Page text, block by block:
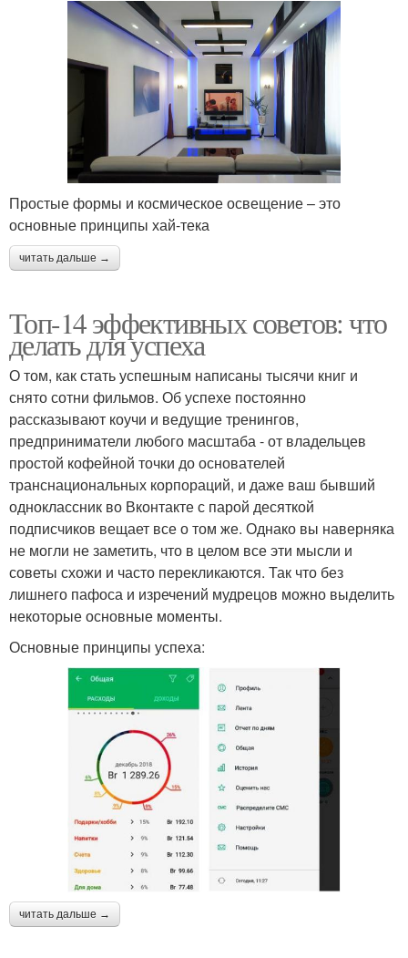
Простые формы и космическое освещение – это
основные принципы хай-тека
читать дальше →
Топ-14 эффективных советов: что
делать для успеха
О том, как стать успешным написаны тысячи книг и
снято сотни фильмов. Об успехе постоянно
рассказывают коучи и ведущие тренингов,
предприниматели любого масштаба - от владельцев
простой кофейной точки до основателей
транснациональных корпораций, и даже ваш бывший
одноклассник во Вконтакте с парой десяткой
подписчиков вещает все о том же. Однако вы наверняка
не могли не заметить, что в целом все эти мысли и
советы схожи и часто перекликаются. Так что без
лишнего пафоса и изречений мудрецов можно выделить
некоторые основные моменты.
Основные принципы успеха:
читать дальше →